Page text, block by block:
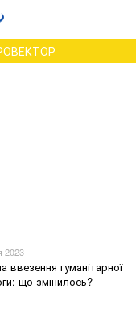
2023
ввезення гуманітарної
що змінилось?